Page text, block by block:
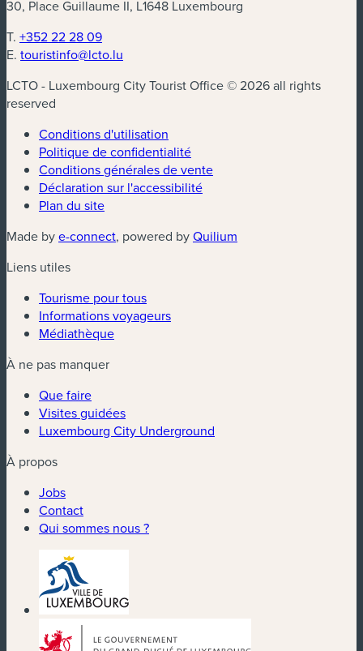
30, Place Guillaume II, L1648 Luxembourg
T. +352 22 28 09
E. touristinfo@lcto.lu
LCTO - Luxembourg City Tourist Office © 2026 all rights
reserved
Conditions d'utilisation
Politique de confidentialité
Conditions générales de vente
Déclaration sur l'accessibilité
Plan du site
Made bye-connect(nouvelle fenêtre)
, powered byQuilium
Liens utiles
Tourisme pour tous
Informations voyageurs
Médiathèque
À ne pas manquer
Que faire
Visites guidées
Luxembourg City Underground
À propos
Jobs
Contact
Qui sommes nous ?